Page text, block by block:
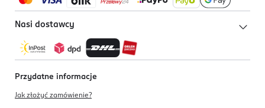
Nasi dostawcy
Przydatne informacje
Jak złożyć zamówienie?